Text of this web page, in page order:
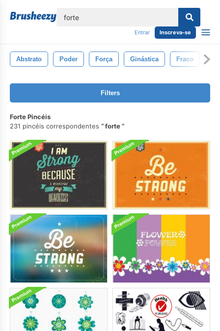
Entrar Inscreva-se
Abstrato Poder Força Ginástica Fraco
Filters
Forte Pincéis
231 pincéis correspondentes
forte